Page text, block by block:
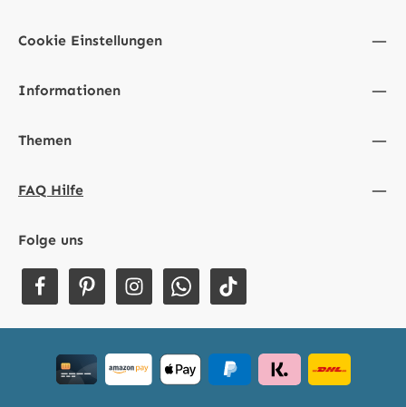
Cookie Einstellungen
Informationen
Themen
FAQ Hilfe
Folge uns